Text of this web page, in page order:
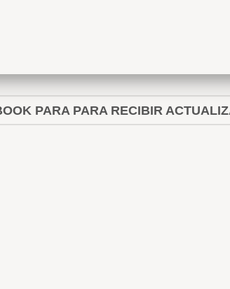
PARA PARA RECIBIR